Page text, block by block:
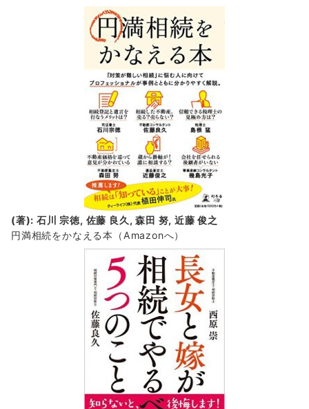
(著): 石川 宗徳, 佐藤 良久, 森田 努, 近藤 俊之
円満相続をかなえる本（Amazonへ）